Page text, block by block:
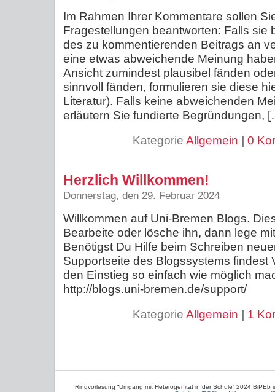
Im Rahmen Ihrer Kommentare sollen
Fragestellungen beantworten: Falls sie
des zu kommentierenden Beitrags an
eine etwas abweichende Meinung
Ansicht zumindest plausibel fänden
sinnvoll fänden, formulieren sie diese
Literatur). Falls keine abweichenden
erläutern Sie fundierte Begründungen,
Kategorie Allgemein 0
Herzlich Willkommen!
Donnerstag, den 29. Februar 2024
Willkommen auf Uni-Bremen Blogs.
Bearbeite oder lösche ihn, dann lege
Benötigst Du Hilfe beim Schreiben
Supportseite des Blogssystems findest
den Einstieg so einfach wie möglich
http://blogs.uni-bremen.de/support/
Kategorie Allgemein 1
Ringvorlesung “Umgang mit Heterogenität in der Schule“ 2024 BiPEb